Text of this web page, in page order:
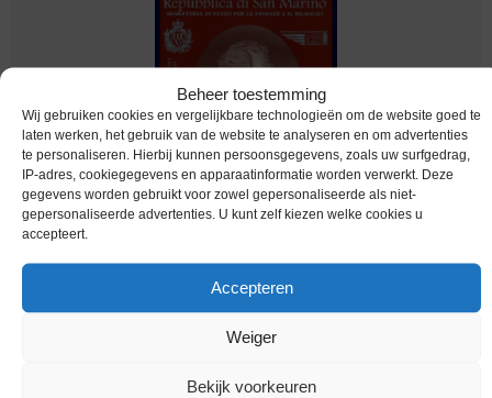
Beheer toestemming
Wij gebruiken cookies en vergelijkbare technologieën om de website goed te
laten werken, het gebruik van de website te analyseren en om advertenties
te personaliseren. Hierbij kunnen persoonsgegevens, zoals uw surfgedrag,
IP-adres, cookiegegevens en apparaatinformatie worden verwerkt. Deze
gegevens worden gebruikt voor zowel gepersonaliseerde als niet-
gepersonaliseerde advertenties. U kunt zelf kiezen welke cookies u
accepteert.
Accepteren
Weiger
Bekijk voorkeuren
Euromunten / San Marino / 2004 / 2 Euro /
€149,95